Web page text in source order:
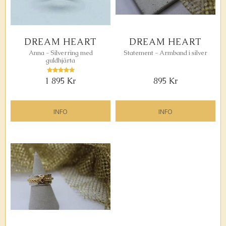
DREAM HEART
Anna - Silverring med
guldhjärta
1 895 Kr
Lägg till i favoriter
INFO
DREAM HEART
Statement - Armband i silver
895 Kr
INFO